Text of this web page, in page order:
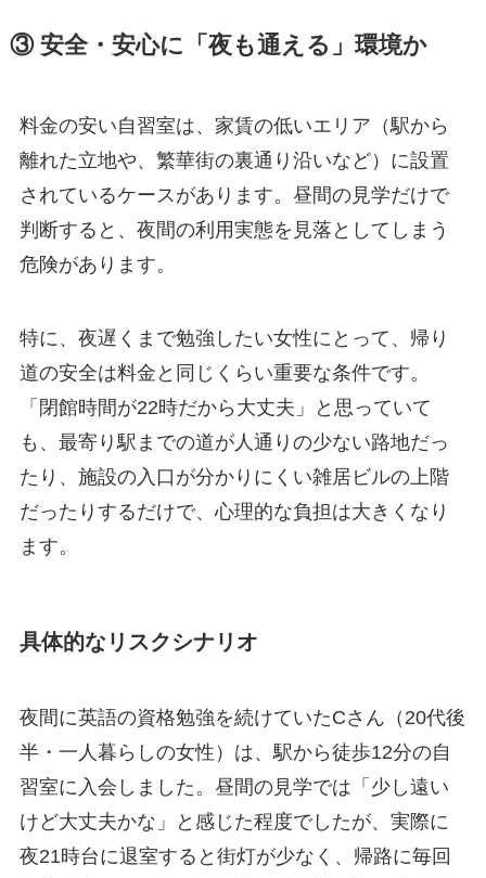
③ 安全・安心に「夜も通える」環境か
料金の安い自習室は、家賃の低いエリア（駅から
離れた立地や、繁華街の裏通り沿いなど）に設置
されているケースがあります。昼間の見学だけで
判断すると、夜間の利用実態を見落としてしまう
危険があります。
特に、夜遅くまで勉強したい女性にとって、帰り
道の安全は料金と同じくらい重要な条件です。
「閉館時間が22時だから大丈夫」と思っていて
も、最寄り駅までの道が人通りの少ない路地だっ
たり、施設の入口が分かりにくい雑居ビルの上階
だったりするだけで、心理的な負担は大きくなり
ます。
具体的なリスクシナリオ
夜間に英語の資格勉強を続けていたCさん（20代後
半・一人暮らしの女性）は、駅から徒歩12分の自
習室に入会しました。昼間の見学では「少し遠い
けど大丈夫かな」と感じた程度でしたが、実際に
夜21時台に退室すると街灯が少なく、帰路に毎回